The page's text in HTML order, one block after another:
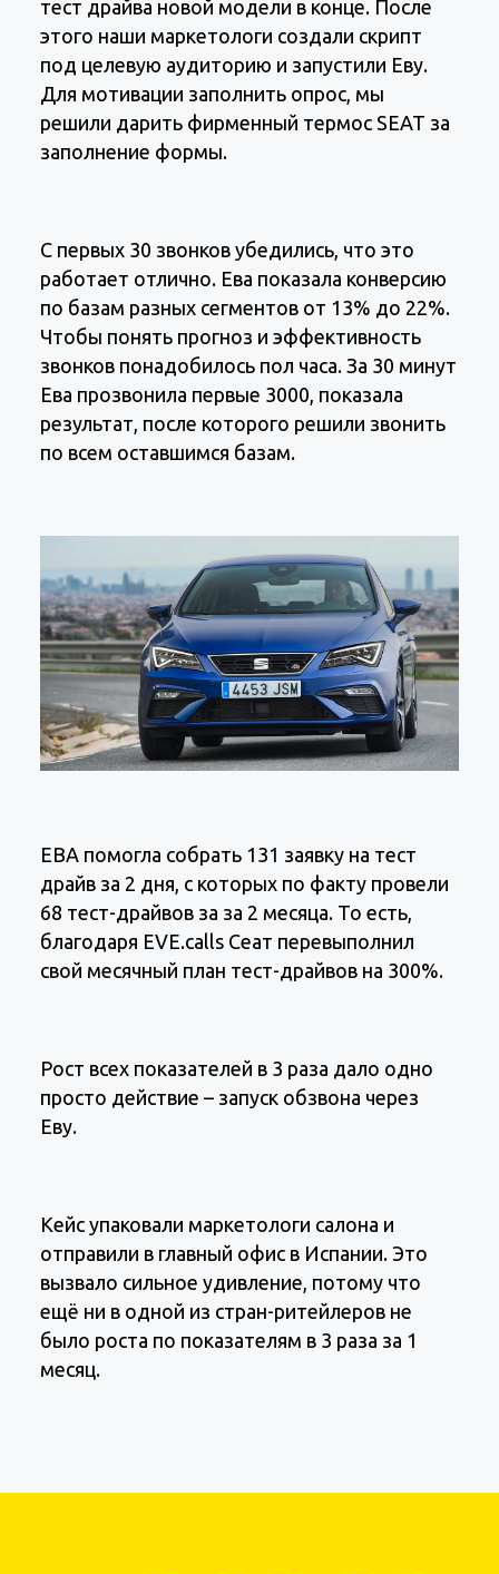
тест драйва новой модели в конце. После
этого наши маркетологи создали скрипт
под целевую аудиторию и запустили Еву.
Для мотивации заполнить опрос, мы
решили дарить фирменный термос SEAT за
заполнение формы.
С первых 30 звонков убедились, что это
работает отлично. Ева показала конверсию
по базам разных сегментов от 13% до 22%.
Чтобы понять прогноз и эффективность
звонков понадобилось пол часа. За 30 минут
Ева прозвонила первые 3000, показала
результат, после которого решили звонить
по всем оставшимся базам.
ЕВА помогла собрать 131 заявку на тест
драйв за 2 дня, с которых по факту провели
68 тест-драйвов за за 2 месяца. То есть,
благодаря EVE.calls Сеат перевыполнил
свой месячный план тест-драйвов на 300%.
Рост всех показателей в 3 раза дало одно
просто действие – запуск обзвона через
Еву.
Кейс упаковали маркетологи салона и
отправили в главный офис в Испании. Это
вызвало сильное удивление, потому что
ещё ни в одной из стран-ритейлеров не
было роста по показателям в 3 раза за 1
месяц.